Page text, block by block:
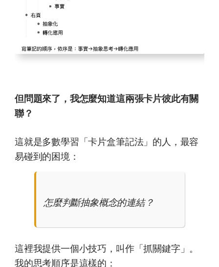
但問題來了，我怎麼知道這兩張卡片彼此有關
聯？
這就是多數學習「卡片盒筆記法」的人，最容
易碰到的困境：
怎麼判斷抽象概念的連結？
這裡我提供一個小技巧，叫作「抓關鍵字」。
我的思考順序是這樣的：